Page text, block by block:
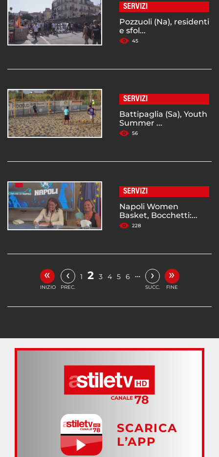
SERVIZI
Pozzuoli (Na), residenti
e sfol...
45
SERVIZI
Battipaglia (Sa), Youth
Summer ...
56
SERVIZI
Napoli Women
Basket, Bocchetti:...
228
«
INIZIO
‹
PREC.
1 2 3 4 5 6 … ›
SUCC.
»
FINE
SCARICA
L’APP